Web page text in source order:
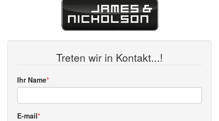
Treten wir in Kontakt...!
Ihr Name
E-mail